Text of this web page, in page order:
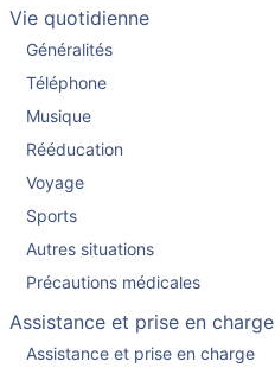
Vie quotidienne
Généralités
Téléphone
Musique
Rééducation
Voyage
Sports
Autres situations
Précautions médicales
Assistance et prise en charge
Assistance et prise en charge